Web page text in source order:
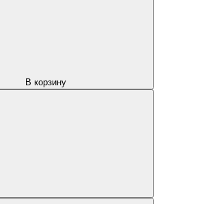
В корзину